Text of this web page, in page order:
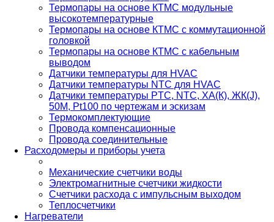
Термопары на основе КТМС модульные
высокотемпературные
Термопары на основе КТМС с коммутационной
головкой
Термопары на основе КТМС с кабельным
выводом
Датчики температуры для HVAC
Датчики температуры NTC для HVAC
Датчики температуры PTС, NTC, ХА(К), ЖК(J),
50М, Pt100 по чертежам и эскизам
Термокомплектующие
Провода компенсационные
Провода соединительные
Расходомеры и приборы учета
Механические счетчики воды
Электромагнитные счетчики жидкости
Счетчики расхода с импульсным выходом
Теплосчетчики
Нагреватели